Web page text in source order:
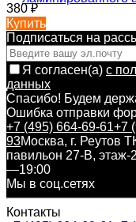
380₽
Купить
Подписаться на
Я согласен(a) с
данных
Спасибо! Будем
Ошибка отправки
+7 (495) 664-69-61+7
93Москва, г. Реутов
павильон 27-В, этаж-
—19:00
Мы в соц.сетях
Контакты